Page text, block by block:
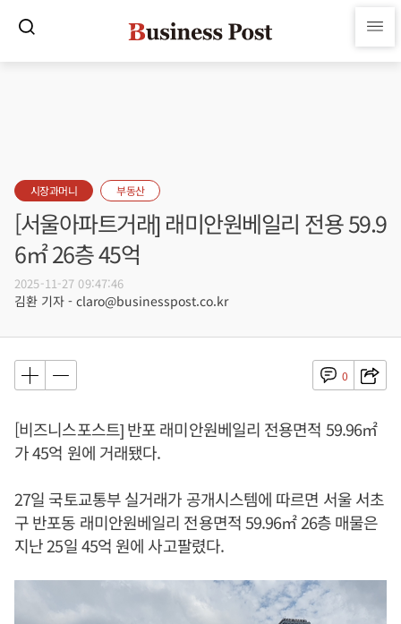
시장과머니 부동산
[서울아파트거래] 래미안원베일리 전용 59.9
6㎡ 26층 45억
2025-11-27 09:47:46
김환 기자 - claro@businesspost.co.kr
0
[비즈니스포스트] 반포 래미안원베일리 전용면적 59.96㎡
가 45억 원에 거래됐다.
27일 국토교통부 실거래가 공개시스템에 따르면 서울 서초
구 반포동 래미안원베일리 전용면적 59.96㎡ 26층 매물은
지난 25일 45억 원에 사고팔렸다.